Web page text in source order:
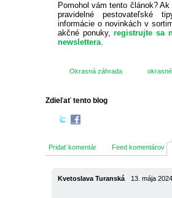
Pomohol vám tento článok?
pravidelné pestovateľské
informácie o novinkách v
akčné ponuky,registrujte sa
newslettera.
Okrasná záhrada
Zdieľať tento blog
Pridať komentár Feed komentárov
Kvetoslava Turanská
13. mája